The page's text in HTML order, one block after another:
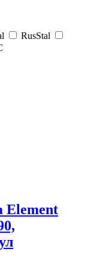
RusStal
Element